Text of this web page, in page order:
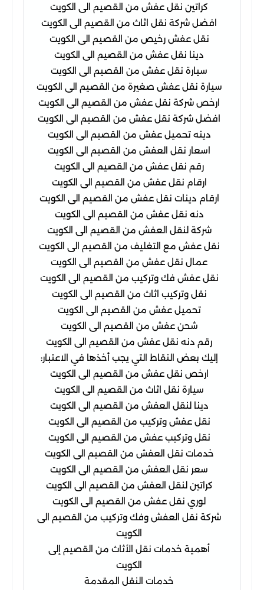
كراتين نقل عفش من القصيم الى الكويت
افضل شركة نقل اثاث من القصيم الى الكويت
نقل عفش رخيص من القصيم الى الكويت
دينا نقل عفش من القصيم الى الكويت
سيارة نقل عفش من القصيم الى الكويت
سيارة نقل عفش صغيرة من القصيم الى الكويت
ارخص شركة نقل عفش من القصيم الى الكويت
افضل شركة نقل عفش من القصيم الى الكويت
دينه تحميل عفش من القصيم الى الكويت
اسعار نقل العفش من القصيم الى الكويت
رقم نقل عفش من القصيم الى الكويت
ارقام نقل عفش من القصيم الى الكويت
ارقام دينات نقل عفش من القصيم الى الكويت
دنه نقل عفش من القصيم الى الكويت
شركة لنقل العفش من القصيم الى الكويت
نقل عفش مع التغليف من القصيم الى الكويت
عمال نقل عفش من القصيم الى الكويت
نقل عفش فك وتركيب من القصيم الى الكويت
نقل وتركيب اثاث من القصيم الى الكويت
تحميل عفش من القصيم الى الكويت
شحن عفش من القصيم الى الكويت
رقم دنه نقل عفش من القصيم الى الكويت
إليك بعض النقاط التي يجب أخذها في الاعتبار:
ارخص نقل عفش من القصيم الى الكويت
سيارة نقل اثاث من القصيم الى الكويت
دينا لنقل العفش من القصيم الى الكويت
نقل عفش وتركيب من القصيم الى الكويت
نقل وتركيب عفش من القصيم الى الكويت
خدمات نقل العفش من القصيم الى الكويت
سعر نقل العفش من القصيم الى الكويت
كراتين لنقل العفش من القصيم الى الكويت
لوري نقل عفش من القصيم الى الكويت
شركة نقل العفش وفك وتركيب من القصيم الى
الكويت
أهمية خدمات نقل الأثاث من القصيم إلى
الكويت
خدمات النقل المقدمة